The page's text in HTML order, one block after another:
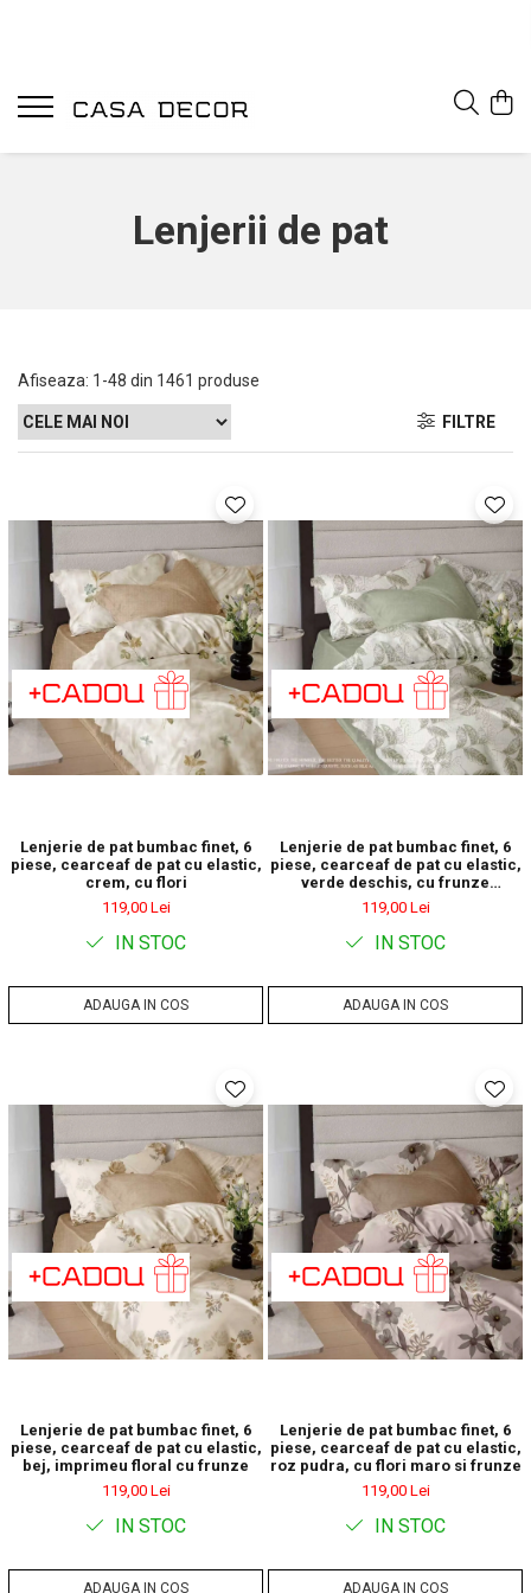
Lenjerii de pat
Afiseaza: 1-48 din 1461 produse
FILTRE
Lenjerie de pat bumbac finet, 6
piese, cearceaf de pat cu elastic,
crem, cu flori
119,00 Lei
IN STOC
ADAUGA IN COS
Lenjerie de pat bumbac finet, 6
piese, cearceaf de pat cu elastic,
verde deschis, cu frunze
conturate
119,00 Lei
IN STOC
ADAUGA IN COS
Lenjerie de pat bumbac finet, 6
piese, cearceaf de pat cu elastic,
bej, imprimeu floral cu frunze
119,00 Lei
IN STOC
ADAUGA IN COS
Lenjerie de pat bumbac finet, 6
piese, cearceaf de pat cu elastic,
roz pudra, cu flori maro si frunze
119,00 Lei
IN STOC
ADAUGA IN COS